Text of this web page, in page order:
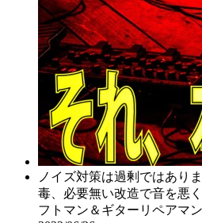
ノイズ対策は過剰ではあり
毒、必要無い改造で音を悪
フトマン＆ギターリペアマ